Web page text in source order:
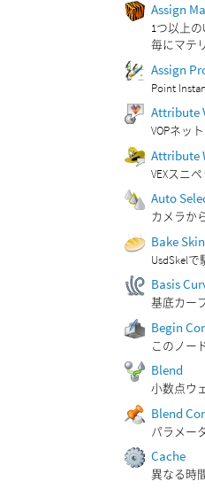
Assign
1つ以上
毎にマテ
Assign
Point
Attribute
VOPネッ
Attribute
VEXスニ
Auto
カメラか
Bake
UsdSkel
Basis
基底カー
Begin
このノー
Blend
小数点ウ
Blend
パラメー
Cache
異なる時